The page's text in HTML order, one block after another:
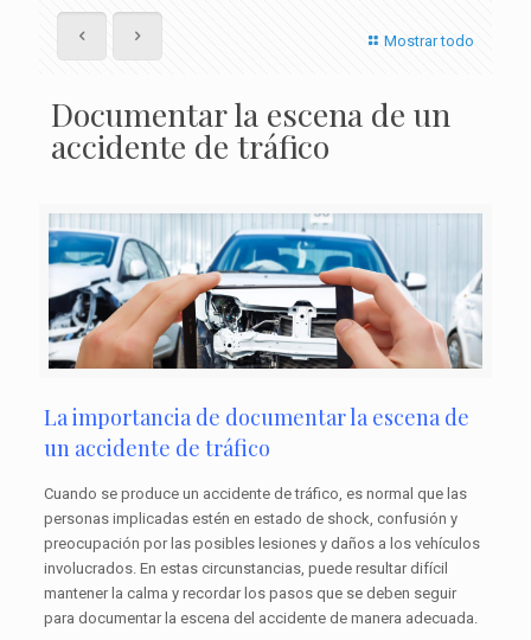
Mostrar todo
Documentar la escena de un
accidente de tráfico
La importancia de documentar la escena de
un accidente de tráfico
Cuando se produce un accidente de tráfico, es normal que las
personas implicadas estén en estado de shock, confusión y
preocupación por las posibles lesiones y daños a los vehículos
involucrados. En estas circunstancias, puede resultar difícil
mantener la calma y recordar los pasos que se deben seguir
para documentar la escena del accidente de manera adecuada.